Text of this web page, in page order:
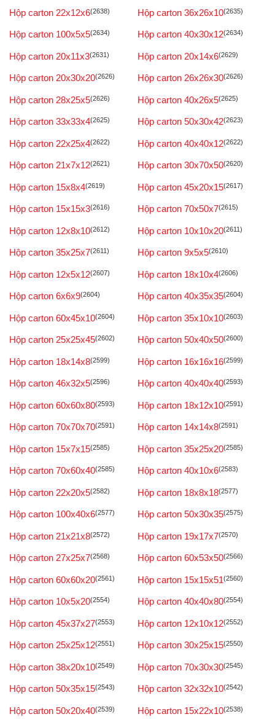
Hộp carton 22x12x6(2638) Hộp carton 36x26x10(2635)
Hộp carton 100x5x5(2634) Hộp carton 40x30x12(2634)
Hộp carton 20x11x3(2631) Hộp carton 20x14x6(2629)
Hộp carton 20x30x20(2626) Hộp carton 26x26x30(2626)
Hộp carton 28x25x5(2626) Hộp carton 40x26x5(2625)
Hộp carton 33x33x4(2625) Hộp carton 50x30x42(2623)
Hộp carton 22x25x4(2622) Hộp carton 40x40x12(2622)
Hộp carton 21x7x12(2621) Hộp carton 30x70x50(2620)
Hộp carton 15x8x4(2619) Hộp carton 45x20x15(2617)
Hộp carton 15x15x3(2616) Hộp carton 70x50x7(2615)
Hộp carton 12x8x10(2612) Hộp carton 10x10x20(2611)
Hộp carton 35x25x7(2611) Hộp carton 9x5x5(2610)
Hộp carton 12x5x12(2607) Hộp carton 18x10x4(2606)
Hộp carton 6x6x9(2604) Hộp carton 40x35x35(2604)
Hộp carton 60x45x10(2604) Hộp carton 35x10x10(2603)
Hộp carton 25x25x45(2602) Hộp carton 50x40x50(2600)
Hộp carton 18x14x8(2599) Hộp carton 16x16x16(2599)
Hộp carton 46x32x5(2596) Hộp carton 40x40x40(2593)
Hộp carton 60x60x80(2593) Hộp carton 18x12x10(2591)
Hộp carton 70x70x70(2591) Hộp carton 14x14x8(2591)
Hộp carton 15x7x15(2585) Hộp carton 35x25x20(2585)
Hộp carton 70x60x40(2585) Hộp carton 40x10x6(2583)
Hộp carton 22x20x5(2582) Hộp carton 18x8x18(2577)
Hộp carton 100x40x6(2577) Hộp carton 50x30x35(2575)
Hộp carton 21x21x8(2572) Hộp carton 19x17x7(2570)
Hộp carton 27x25x7(2568) Hộp carton 60x53x50(2566)
Hộp carton 60x60x20(2561) Hộp carton 15x15x51(2560)
Hộp carton 10x5x20(2554) Hộp carton 40x40x80(2554)
Hộp carton 45x37x27(2553) Hộp carton 12x10x12(2552)
Hộp carton 25x25x12(2551) Hộp carton 30x25x15(2550)
Hộp carton 38x20x10(2549) Hộp carton 70x30x30(2545)
Hộp carton 50x35x15(2543) Hộp carton 32x32x10(2542)
Hộp carton 50x20x40(2539) Hộp carton 15x22x10(2538)